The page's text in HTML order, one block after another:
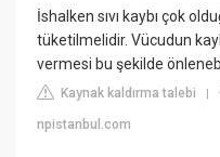
İshalken sıvı kaybı çok
tüketilmelidir. Vücudun
vermesi bu şekilde
Kaynak kaldırma talebi |
npistanbul.com